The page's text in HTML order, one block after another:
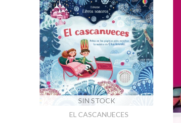
SIN STOCK
EL CASCANUECES